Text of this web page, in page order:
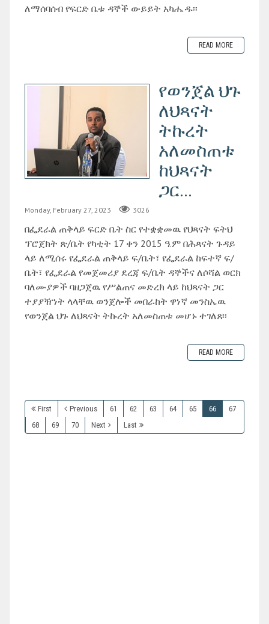
ለማሰባሰብ የፍርድ ቤቱ ዳኞች ውይይት አካሔዱ፡፡
READ MORE
የወንጀል ህጉ
ለህጻናት
ትኩረት
አለመስጠቱ
ከህጻናት
ጋር...
Monday, February 27, 2023 3026
በፌደራል ጠቅላይ ፍርድ ቤት ስር የተቋቋመዉ የህጻናት ፍትህ
ፕሮጀክት ጽ/ቤት የካቲት 17 ቀን 2015 ዓ.ም በሕጻናት ጉዳይ
ላይ ለሚሰሩ የፌደራል ጠቅላይ ፍ/ቤት፣ የፌደራል ከፍተኛ ፍ/
ቤት፣ የፌደራል የመጀመሪያ ደረጃ ፍ/ቤት ዳኞችና ለሶሻል ወርክ
ባለሙያዎች ባዘጋጀዉ የሥልጠና መድረክ ላይ ከህጻናት ጋር
ተያያዥነት ላላቸዉ ወንጀሎች መበራከት ዋነኛ መንስኤዉ
የወንጀል ህጉ ለህጻናት ትኩረት አለመስጠቱ መሆኑ ተገለጸ፡፡
READ MORE
First Previous 61 62 63 64 65 66
67
68
69 70 Next Last